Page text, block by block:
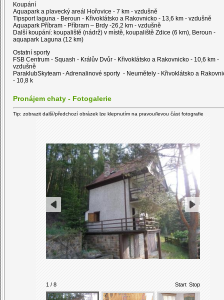
Koupání
Aquapark a plavecký areál Hořovice - 7 km - vzdušně
Tipsport laguna - Beroun - Křivoklátsko a Rakovnicko - 13,6 km - vzdušně
Aquapark Příbram - Příbram – Brdy -26,2 km - vzdušně
Další koupání: koupaliště (nádrž) v místě, koupaliště Zdice (6 km), Beroun -
aquapark Laguna (12 km)
Ostatní sporty
FSB Centrum - Squash - Králův Dvůr - Křivoklátsko a Rakovnicko - 10,6 km -
vzdušně
ParaklubSkyteam - Adrenalinové sporty - Neumětely - Křivoklátsko a
- 10,8 k
Pronájem chaty - Fotogalerie
Tip: zobrazit další/předchozí obrázek lze klepnutím na pravou/levou část fotografie
1 / 8 Start Stop